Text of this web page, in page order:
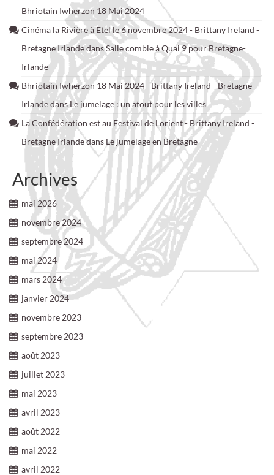
Bhriotain Iwherzon 18 Mai 2024
Cinéma la Rivière à Etel le 6 novembre 2024 - Brittany Ireland -
Bretagne IrlandedansSalle comble à Quai 9 pour Bretagne-
Irlande
Bhriotain Iwherzon 18 Mai 2024 - Brittany Ireland - Bretagne
IrlandedansLe jumelage : un atout pour les villes
La Confédération est au Festival de Lorient - Brittany Ireland -
Bretagne Irlandedans Le jumelage en Bretagne
Archives
mai 2026
novembre 2024
septembre 2024
mai 2024
mars 2024
janvier 2024
novembre 2023
septembre 2023
août 2023
juillet 2023
mai 2023
avril 2023
août 2022
mai 2022
avril 2022